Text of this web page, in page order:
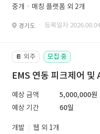
중개ㆍ매칭 플랫폼 외 2개
경기도 · 등록일자
📔 외주 모집 중
EMS 연동 피크제어
예상 금액
5,000,000원
예상 기간
60일
개발
웹 외 1개